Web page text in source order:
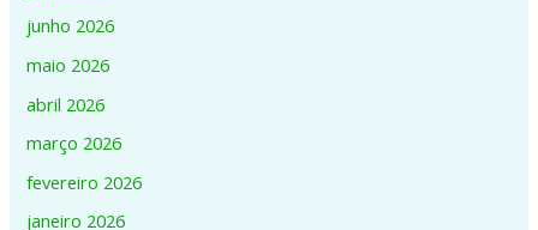
junho 2026
maio 2026
abril 2026
março 2026
fevereiro 2026
janeiro 2026